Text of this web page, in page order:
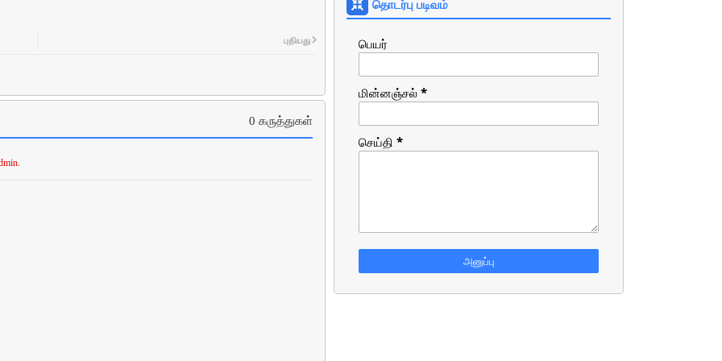
புதியது
0 கருத்துகள்
தொடர்பு படிவம்
பெயர்
மின்னஞ்சல் *
செய்தி *